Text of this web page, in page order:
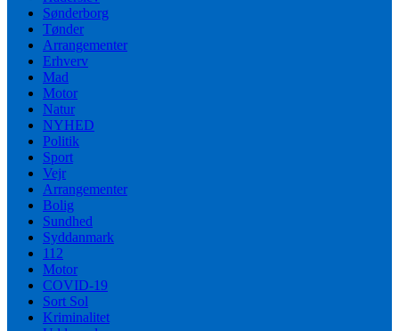
Sønderborg
Tønder
Arrangementer
Erhverv
Mad
Motor
Natur
NYHED
Politik
Sport
Vejr
Arrangementer
Bolig
Sundhed
Syddanmark
112
Motor
COVID-19
Sort Sol
Kriminalitet